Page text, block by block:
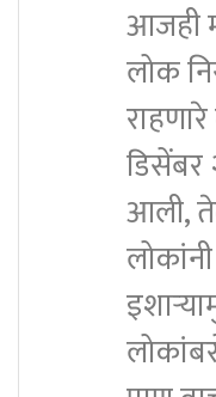
आजही
लोक
डिसेंबर
आली,